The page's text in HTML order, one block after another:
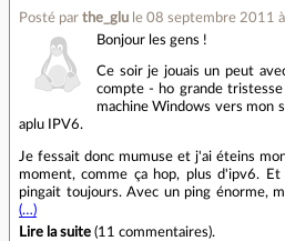
Posté par the_glu le 08 septembre 2011
Bonjour les gens !
Ce soir je jouais un peut
compte - ho grande
machine Windows vers mon
aplu IPV6.
Je fessait donc mumuse et j'ai éteins
moment, comme ça hop, plus d'ipv6.
pingait toujours. Avec un ping énorme,
(…)
Lire la suite (11 commentaires).